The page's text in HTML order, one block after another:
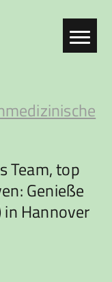
Team, top
Genieße
in Hannover